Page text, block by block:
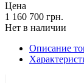
Цена
1 160 700 грн.
Нет в наличии
Описание